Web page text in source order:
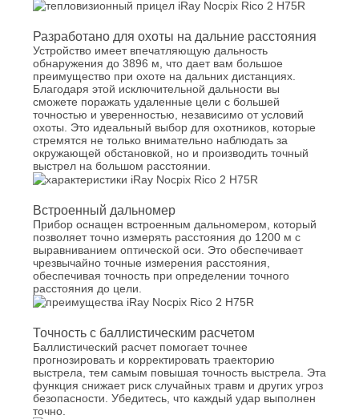
Разработано для охоты на дальние расстояния
Устройство имеет впечатляющую дальность
обнаружения до 3896 м, что дает вам большое
преимущество при охоте на дальних дистанциях.
Благодаря этой исключительной дальности вы
сможете поражать удаленные цели с большей
точностью и уверенностью, независимо от условий
охоты. Это идеальный выбор для охотников, которые
стремятся не только внимательно наблюдать за
окружающей обстановкой, но и производить точный
выстрел на большом расстоянии.
Встроенный дальномер
Прибор оснащен встроенным дальномером, который
позволяет точно измерять расстояния до 1200 м с
выравниванием оптической оси. Это обеспечивает
чрезвычайно точные измерения расстояния,
обеспечивая точность при определении точного
расстояния до цели.
Точность с баллистическим расчетом
Баллистический расчет помогает точнее
прогнозировать и корректировать траекторию
выстрела, тем самым повышая точность выстрела. Эта
функция снижает риск случайных травм и других угроз
безопасности. Убедитесь, что каждый удар выполнен
точно.